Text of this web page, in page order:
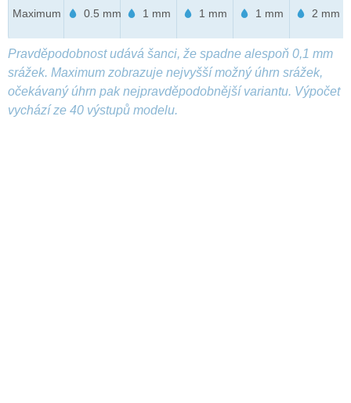
Maximum 0.5 mm 1 mm 1 mm 1 mm 2 mm
Pravděpodobnost udává šanci, že spadne alespoň 0,1 mm
srážek. Maximum zobrazuje nejvyšší možný úhrn srážek,
očekávaný úhrn pak nejpravděpodobnější variantu. Výpočet
vychází ze 40 výstupů modelu.